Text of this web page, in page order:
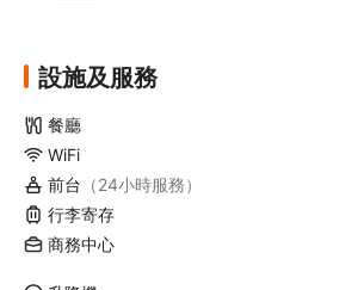
設施及服務
餐廳
WiFi
前台 （24小時服務）
行李寄存
商務中心